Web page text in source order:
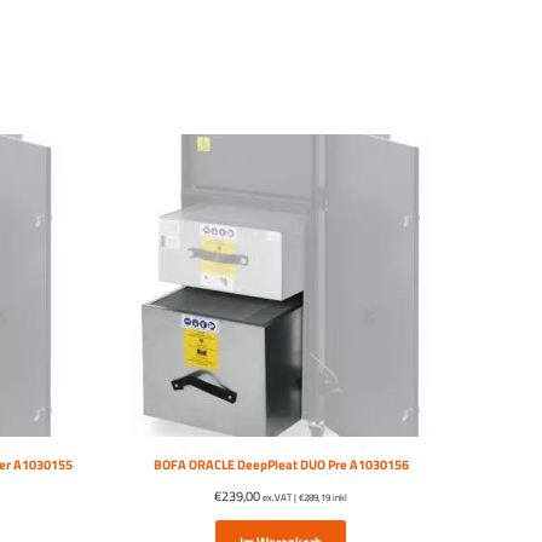
A1030155
BOFA ORACLE DeepPleat DUO Pre A1030156
€239,00ex.VAT |€289,19inkl